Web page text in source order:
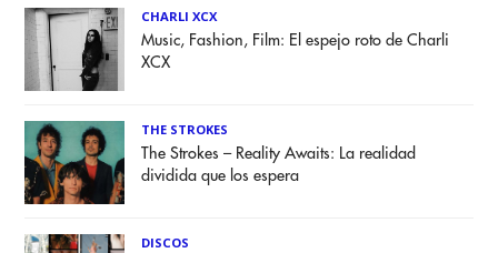
CHARLI XCX
Music, Fashion, Film: El espejo roto de Charli
XCX
THE STROKES
The Strokes – Reality Awaits: La realidad
dividida que los espera
DISCOS